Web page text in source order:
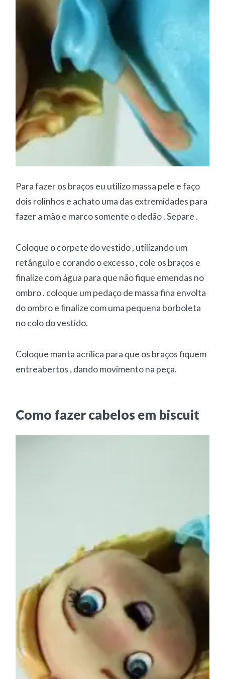
Para fazer os braços eu utilizo massa pele e faço
dois rolinhos e achato uma das extremidades para
fazer a mão e marco somente o dedão . Separe .
Coloque o corpete do vestido , utilizando um
retângulo e corando o excesso , cole os braços e
finalize com água para que não fique emendas no
ombro . coloque um pedaço de massa fina envolta
do ombro e finalize com uma pequena borboleta
no colo do vestido.
Coloque manta acrílica para que os braços fiquem
entreabertos , dando movimento na peça.
Como fazer cabelos em biscuit